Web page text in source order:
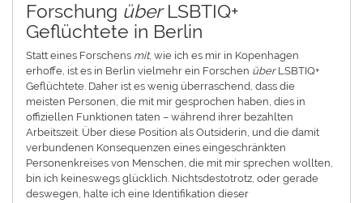
Forschung überLSBTIQ+
Geflüchtete in Berlin
Statt eines Forschens mit, wie ich es mir in Kopenhagen
erhoffe, ist es in Berlin vielmehr ein Forschen über LSBTIQ+
Geflüchtete. Daher ist es wenig überraschend, dass die
meisten Personen, die mit mir gesprochen haben, dies in
offiziellen Funktionen taten – während ihrer bezahlten
Arbeitszeit. Über diese Position als Outsiderin, und die damit
verbundenen Konsequenzen eines eingeschränkten
Personenkreises von Menschen, die mit mir sprechen wollten,
bin ich keineswegs glücklich. Nichtsdestotrotz, oder gerade
deswegen, halte ich eine Identifikation dieser